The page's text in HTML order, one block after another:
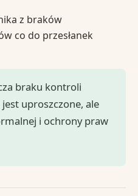
z braków
co do przesłanek
braku kontroli
uproszczone, ale
i ochrony praw